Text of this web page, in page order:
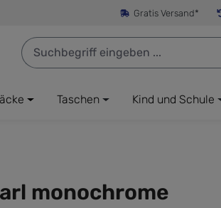
Gratis Versand*
Taschen Kind und Schule
monochrome